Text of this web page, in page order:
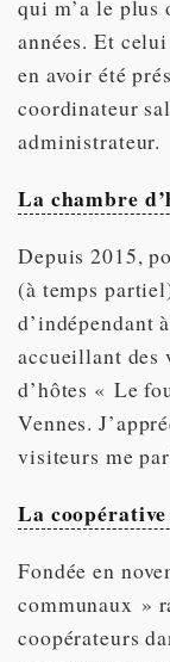
qui m’a le plus
années. Et
en avoir été
coordinateur
administrateur.
La chambre
Depuis 2015,
(à temps
d’indépendant
accueillant des
d’hôtes « Le
Vennes.
visiteurs me
La
Fondée en
communaux »
coopérateurs